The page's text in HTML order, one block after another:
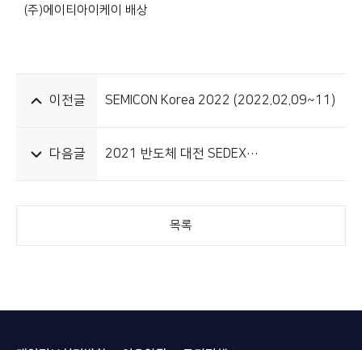
(주)에이티아이케이 배상
이전글 SEMICON Korea 2022 (2022.02.09~11)
다음글
2021 반도체 대전 SEDEX
목록